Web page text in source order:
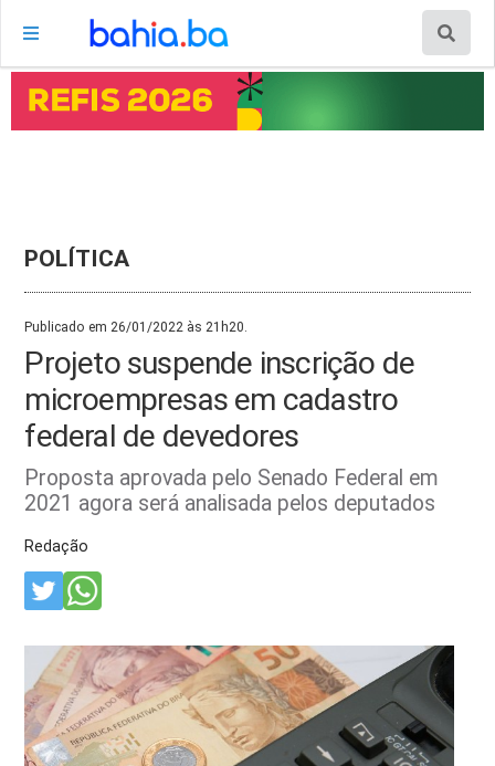
POLÍTICA
Publicado em 26/01/2022 às 21h20.
Projeto suspende inscrição de
microempresas em cadastro
federal de devedores
Proposta aprovada pelo Senado Federal em
2021 agora será analisada pelos deputados
Redação